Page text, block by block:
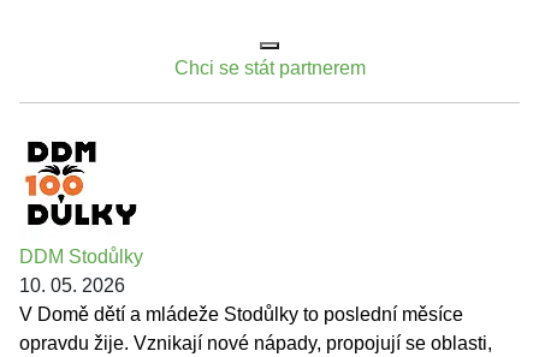
Chci se stát partnerem
DDM Stodůlky
10. 05. 2026
V Domě dětí a mládeže Stodůlky to poslední měsíce
opravdu žije. Vznikají nové nápady, propojují se oblasti,